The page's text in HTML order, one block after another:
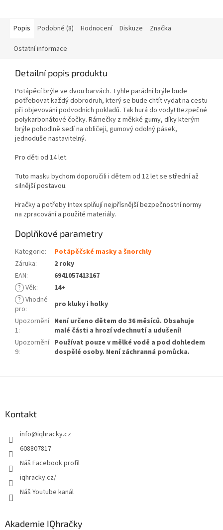
Popis Podobné (8) Hodnocení Diskuze Značka
Ostatní informace
Detailní popis produktu
Potápěcí brýle ve dvou barvách. Tyhle parádní brýle bude
potřebovat každý dobrodruh, který se bude chtít vydat na cestu
při objevování podvodních pokladů. Tak hurá do vody! Bezpečné
polykarbonátové čočky. Rámečky z měkké gumy, díky kterým
brýle pohodlně sedí na obličeji, gumový odolný pásek,
jednoduše nastavitelný.
Pro děti od 14 let.
Tuto masku bychom doporučili i dětem od 12 let se střední až
silnější postavou.
Hračky a potřeby Intex splňují nejpřísnější bezpečnostní normy
na zpracování a použité materiály.
Doplňkové parametry
Kategorie:
Potápěčské masky a šnorchly
Záruka:
2 roky
EAN:
6941057413167
? Věk:
14+
? Vhodné
pro:
pro kluky i holky
Upozornění
1:
Není určeno dětem do 36 měsíců. Obsahuje
malé části a hrozí vdechnutí a udušení!
Upozornění
9:
Používat pouze v mělké vodě a pod dohledem
dospělé osoby. Není záchranná pomůcka.
Kontakt
info@iqhracky.cz
608807817
Náš Facebook profil
iqhracky.cz/
Náš Youtube kanál
Akademie IQhračky